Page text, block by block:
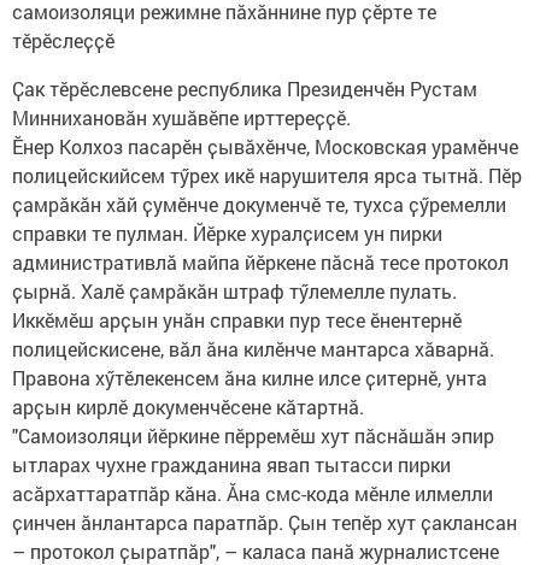
самоизоляци режимне пӑхӑннине пур ҫӗрте те
тӗрӗслеҫҫӗ
Ҫак тӗрӗслевсене республика Президенчӗн Рустам
Миннихановӑн хушӑвӗпе ирттереҫҫӗ.
Ӗнер Колхоз пасарӗн ҫывӑхӗнче, Московская урамӗнче
полицейскийсем тӳрех икӗ нарушителя ярса тытнӑ. Пӗр
ҫамрӑкӑн хӑй ҫумӗнче докуменчӗ те, тухса ҫӳремелли
справки те пулман. Йӗрке хуралҫисем ун пирки
административлӑ майпа йӗркене пӑснӑ тесе протокол
ҫырнӑ. Халӗ ҫамрӑкӑн штраф тӳлемелле пулать.
Иккӗмӗш арҫын унӑн справки пур тесе ӗнентернӗ
полицейскисене, вӑл ӑна килӗнче мантарса хӑварнӑ.
Правона хӳтӗлекенсем ӑна килне илсе ҫитернӗ, унта
арҫын кирлӗ докуменчӗсене кӑтартнӑ.
"Самоизоляци йӗркине пӗрремӗш хут пӑснӑшӑн эпир
ытларах чухне гражданина явап тытасси пирки
асӑрхаттаратпӑр кӑна. Ӑна смс-кода мӗнле илмелли
ҫинчен ӑнлантарса паратпӑр. Ҫын тепӗр хут ҫаклансан
– протокол ҫыратпӑр", – каласа панӑ журналистсене